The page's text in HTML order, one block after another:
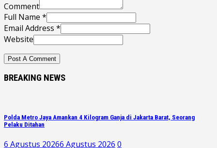
Comment
Full Name *
Email Address *
Website
BREAKING NEWS
Polda Metro Jaya Amankan 4 Kilogram Ganja di Jakarta Barat, Seorang
Pelaku Ditahan
6 Agustus 20266 Agustus 2026 0